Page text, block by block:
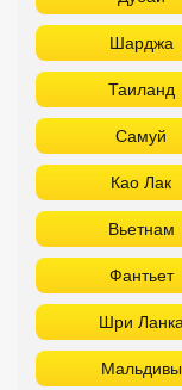
Шарджа
Таиланд
Самуй
Као Лак
Вьетнам
Фантьет
Шри Ланка
Мальдивы